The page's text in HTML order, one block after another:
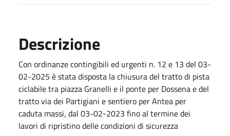
Descrizione
Con ordinanze contingibili ed urgenti n. 12 e 13 del 03-
02-2025 è stata disposta la chiusura del tratto di pista
ciclabile tra piazza Granelli e il ponte per Dossena e del
tratto via dei Partigiani e sentiero per Antea per
caduta massi, dal 03-02-2023 fino al termine dei
lavori di ripristino delle condizioni di sicurezza